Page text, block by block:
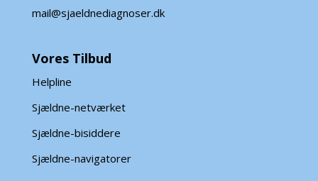
mail@sjaeldnediagnoser.dk
Vores Tilbud
Helpline
Sjældne-netværket
Sjældne-bisiddere
Sjældne-navigatorer